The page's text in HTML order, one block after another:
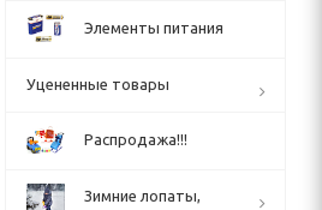
Элементы питания
Уцененные товары
Распродажа!!!
Зимние лопаты,